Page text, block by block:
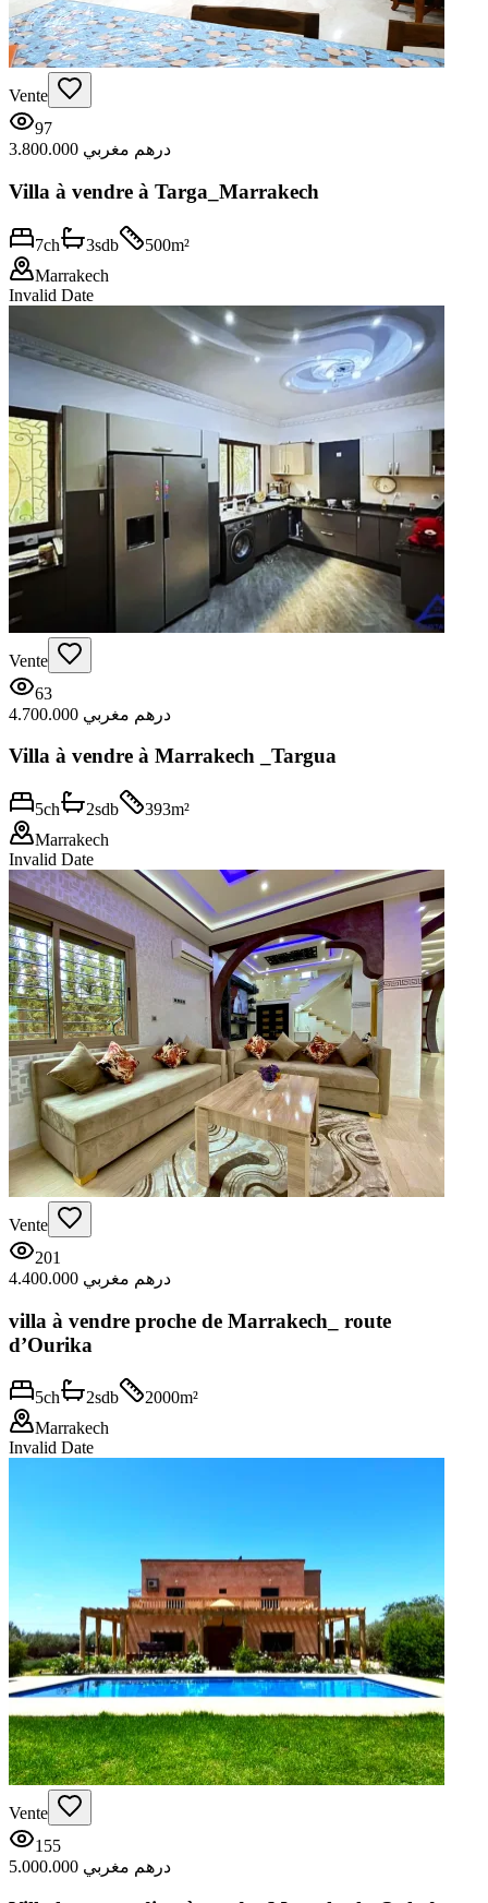
Vente
97
3.800.000 درهم مغربي
Villa à vendre à Targa_Marrakech
7ch 3sdb 500m²
Marrakech
Invalid Date
Vente
63
4.700.000 درهم مغربي
Villa à vendre à Marrakech _Targua
5ch 2sdb 393m²
Marrakech
Invalid Date
Vente
201
4.400.000 درهم مغربي
villa à vendre proche de Marrakech_ route
d’Ourika
5ch 2sdb 2000m²
Marrakech
Invalid Date
Vente
155
5.000.000 درهم مغربي